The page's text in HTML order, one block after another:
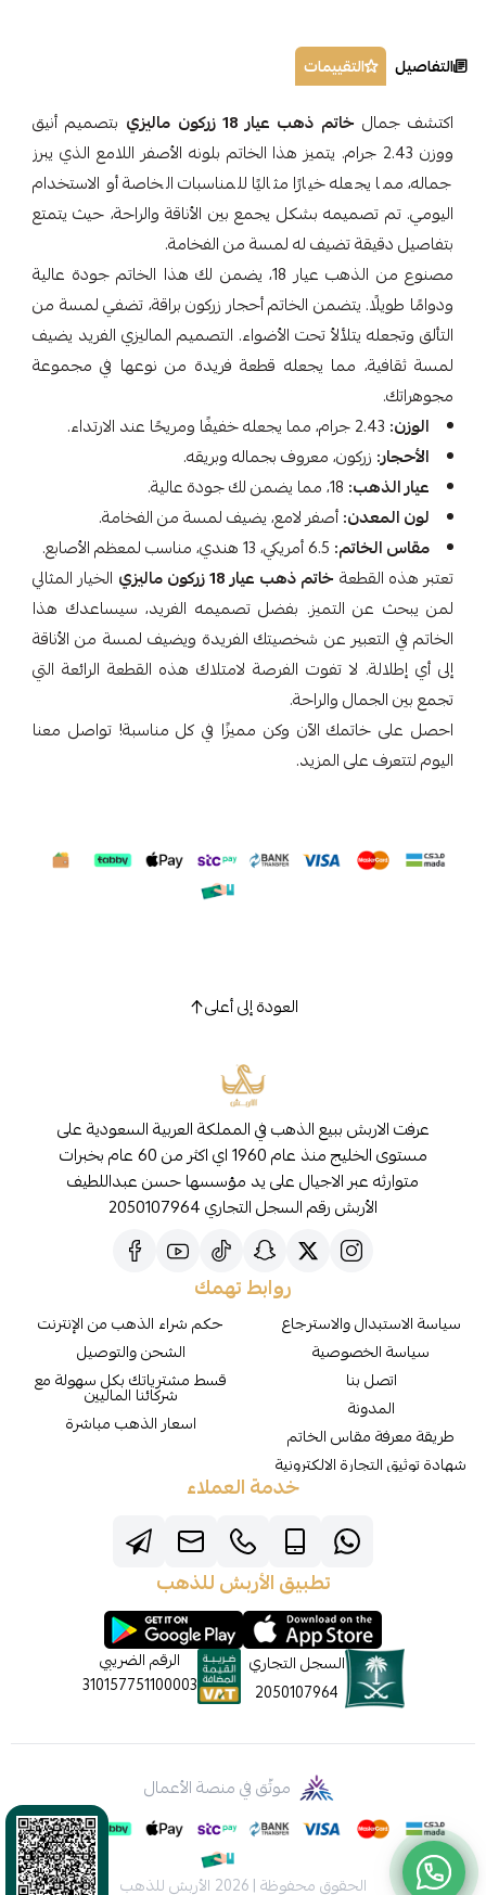
التفاصيل التقييمات
اكتشف جمال خاتم ذهب عيار 18 زركون ماليزي
بتصميم أنيق
ووزن 2.43 جرام. يتميز هذا الخاتم بلونه الأصفر اللامع الذي يبرز
جماله، مما يجعله خيارًا مثاليًا للمناسبات الخاصة أو الاستخدام
اليومي. تم تصميمه بشكل يجمع بين الأناقة والراحة، حيث يتمتع
بتفاصيل دقيقة تضيف له لمسة من الفخامة.
مصنوع من الذهب عيار 18، يضمن لك هذا الخاتم جودة عالية
ودوامًا طويلًا. يتضمن الخاتم أحجار زركون براقة، تضفي لمسة من
التألق وتجعله يتلألأ تحت الأضواء. التصميم الماليزي الفريد يضيف
لمسة ثقافية، مما يجعله قطعة فريدة من نوعها في مجموعة
مجوهراتك.
الوزن:
الأحجار: زركون، معروف بجماله وبريقه.
عيار الذهب:
لون المعدن:أصفر لامع، يضيف لمسة من الفخامة.
مقاس الخاتم:
تعتبر هذه القطعة خاتم ذهب عيار 18 زركون ماليزي
الخيار المثالي
لمن يبحث عن التميز. بفضل تصميمه الفريد، سيساعدك هذا
الخاتم في التعبير عن شخصيتك الفريدة ويضيف لمسة من الأناقة
إلى أي إطلالة. لا تفوت الفرصة لامتلاك هذه القطعة الرائعة التي
تجمع بين الجمال والراحة.
احصل على خاتمك الآن وكن مميزًا في كل مناسبة! تواصل معنا
اليوم لتتعرف على المزيد.
العودة إلى أعلى
عرفت الاربش ببيع الذهب في المملكة العربية السعودية على
مستوى الخليج منذ عام 1960 اي اكثر من 60 عام بخبرات
متوارثه عبر الاجيال على يد مؤسسها حسن عبداللطيف
الأربش رقم السجل التجاري 2050107964
روابط تهمك
سياسة الاستبدال والاسترجاع
سياسة الخصوصية
اتصل بنا
المدونة
طريقة معرفة مقاس الخاتم
شهادة توثيق التجارة الالكترونية
حكم شراء الذهب من الإنترنت
الشحن والتوصيل
قسط مشترياتك بكل سهولة مع
شركائنا الماليين
اسعار الذهب مباشرة
خدمة العملاء
تطبيق الأربش للذهب
السجل التجاري
2050107964
الرقم الضريبي
310157751100003
موثّق في منصة الأعمال
الحقوق محفوظة | 2026 الأربش للذهب